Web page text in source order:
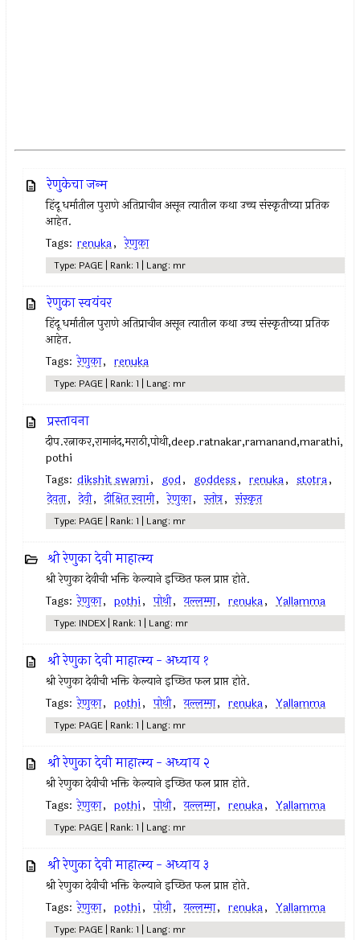
रेणुकेचा जन्म
हिंदू धर्मातील पुराणे अतिप्राचीन असून त्यातील कथा उच्च संस्कृतीच्या प्रतिक
आहेत.
Tags: renuka, रेणुका
Type: PAGE | Rank: 1 | Lang: mr
रेणुका स्वयंवर
हिंदू धर्मातील पुराणे अतिप्राचीन असून त्यातील कथा उच्च संस्कृतीच्या प्रतिक
आहेत.
Tags: रेणुका, renuka
Type: PAGE | Rank: 1 | Lang: mr
प्रस्तावना
दीप.रत्नाकर,रामानंद,मराठी,पोथी,deep.ratnakar,ramanand,marathi,
pothi
Tags: dikshit swami, god, goddess, renuka, stotra,
देवता, देवी, दीक्षित स्वामी, रेणुका, स्तोत्र, संस्कृत
Type: PAGE | Rank: 1 | Lang: mr
श्री रेणुका देवी माहात्म्य
श्री रेणुका देवीची भक्ति केल्याने इच्छित फल प्राप्त होते.
Tags: रेणुका, pothi, पोथी, यल्लम्मा, renuka, Yallamma
Type: INDEX | Rank: 1 | Lang: mr
श्री रेणुका देवी माहात्म्य - अध्याय १
श्री रेणुका देवीची भक्ति केल्याने इच्छित फल प्राप्त होते.
Tags: रेणुका, pothi, पोथी, यल्लम्मा, renuka, Yallamma
Type: PAGE | Rank: 1 | Lang: mr
श्री रेणुका देवी माहात्म्य - अध्याय २
श्री रेणुका देवीची भक्ति केल्याने इच्छित फल प्राप्त होते.
Tags: रेणुका, pothi, पोथी, यल्लम्मा, renuka, Yallamma
Type: PAGE | Rank: 1 | Lang: mr
श्री रेणुका देवी माहात्म्य - अध्याय ३
श्री रेणुका देवीची भक्ति केल्याने इच्छित फल प्राप्त होते.
Tags: रेणुका, pothi, पोथी, यल्लम्मा, renuka, Yallamma
Type: PAGE | Rank: 1 | Lang: mr